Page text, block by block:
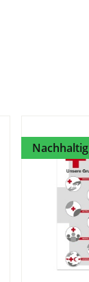
Nachhaltig